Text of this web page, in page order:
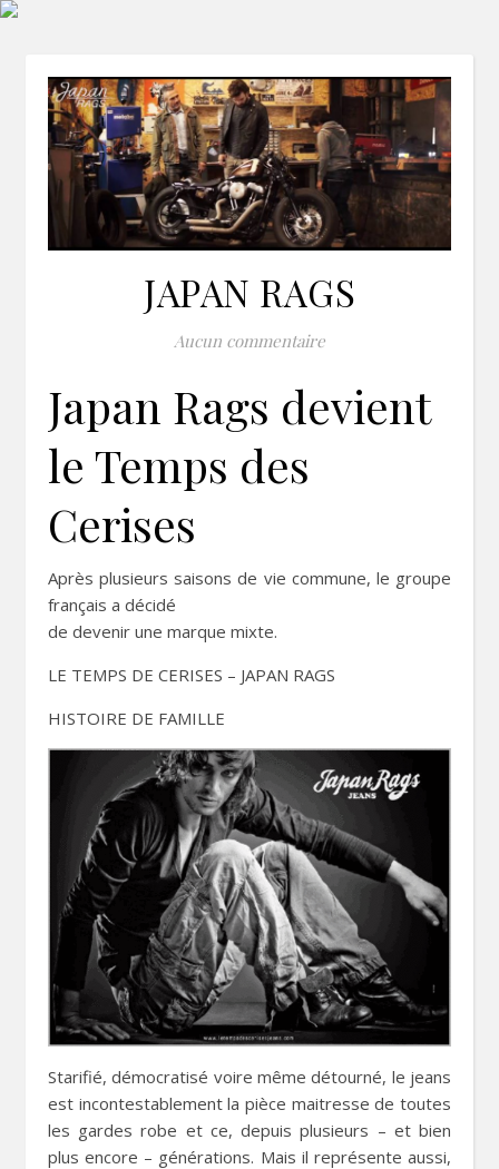
JAPAN RAGS
Aucun commentaire
Japan Rags devient
le Temps des
Cerises
Après plusieurs saisons de vie commune, le groupe
français a décidé
de devenir une marque mixte.
LE TEMPS DE CERISES – JAPAN RAGS
HISTOIRE DE FAMILLE
Starifié, démocratisé voire même détourné, le jeans
est incontestablement la pièce maitresse de toutes
les gardes robe et ce, depuis plusieurs – et bien
plus encore – générations. Mais il représente aussi,